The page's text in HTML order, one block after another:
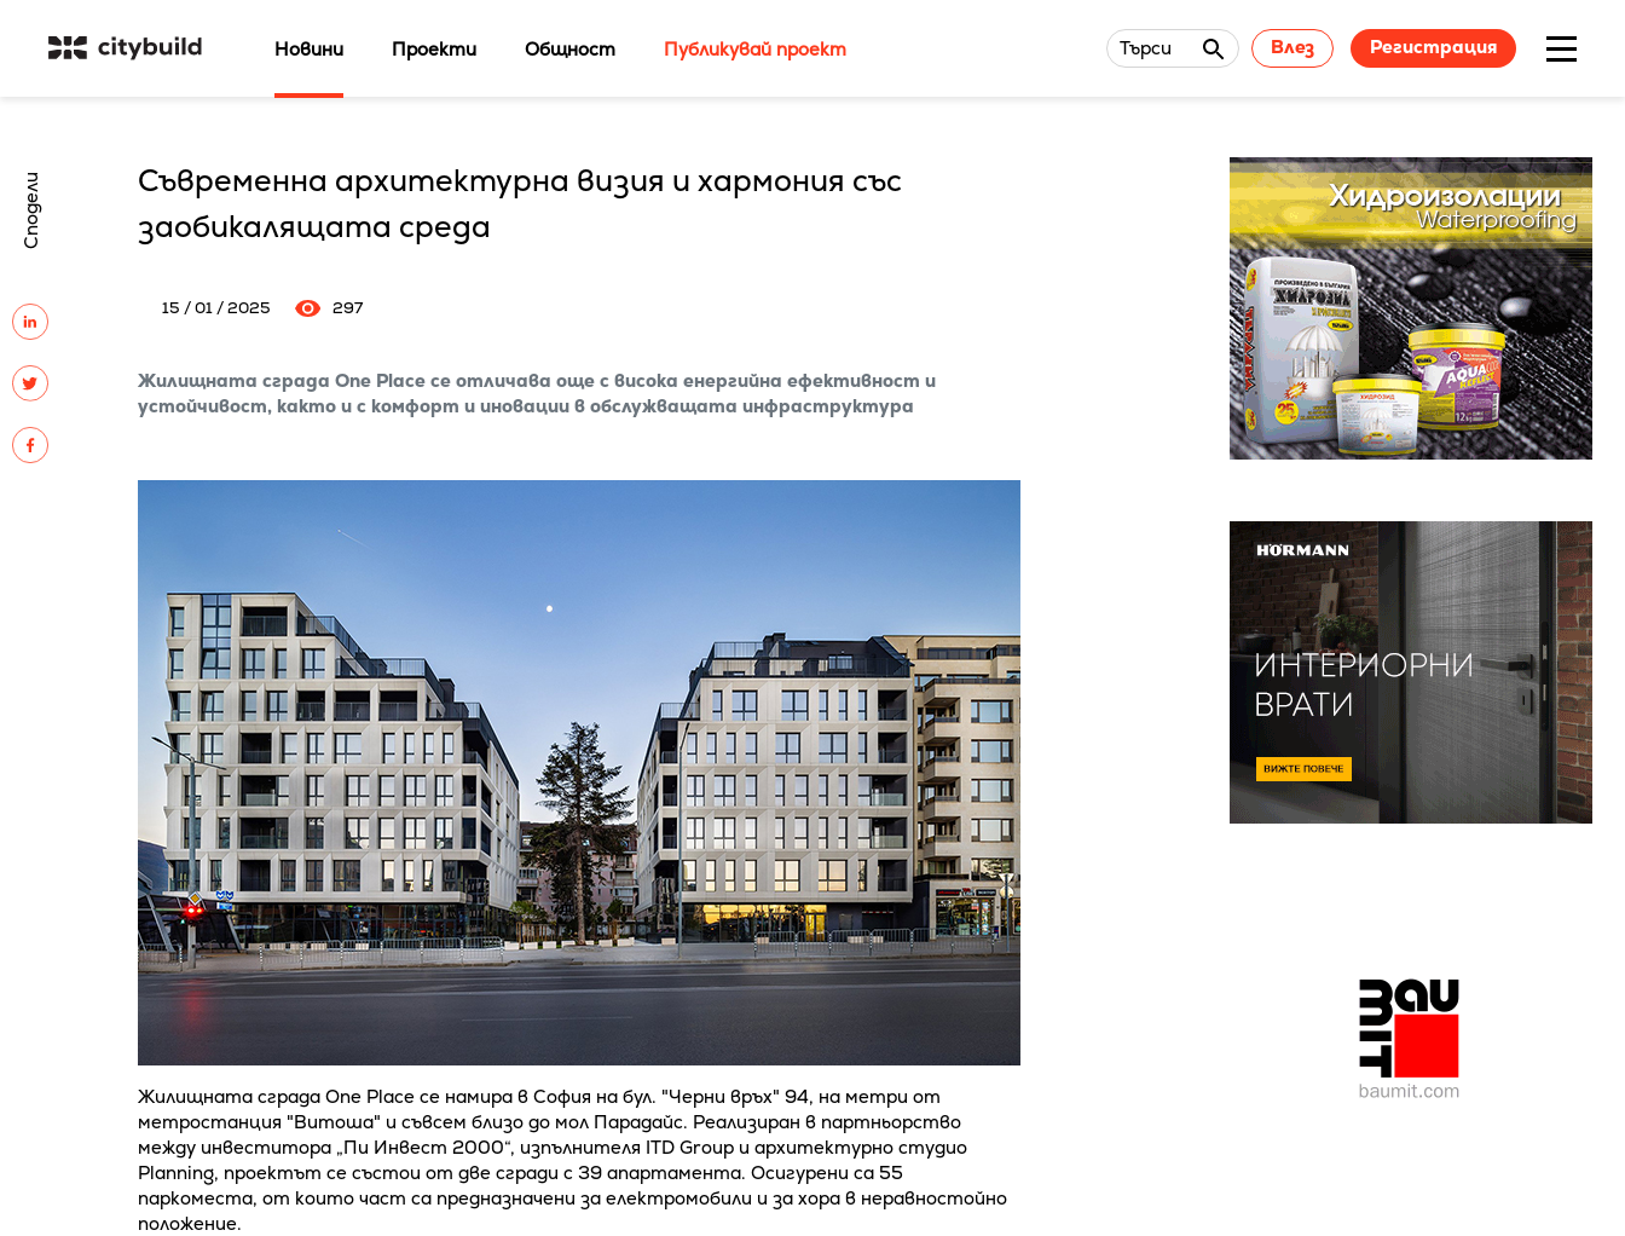
Новини Проекти Общност Публикувай проект Търси Влез Регистрация
Сподели
Съвременна архитектурна визия и хармония със
заобикалящата среда
15 / 01 / 2025 297
Жилищната сграда One Place се отличава още с висока енергийна ефективност и
устойчивост, както и с комфорт и иновации в обслужващата инфраструктура
Жилищната сграда One Place се намира в София на бул. "Черни връх" 94, на метри от
метростанция "Витоша" и съвсем близо до мол Парадайс. Реализиран в партньорство
между инвеститора „Пи Инвест 2000“, изпълнителя ITD Group и архитектурно студио
Planning, проектът се състои от две сгради с 39 апартамента. Осигурени са 55
паркоместа, от които част са предназначени за електромобили и за хора в неравностойно
положение.